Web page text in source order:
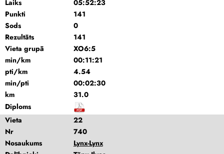
Laiks
05:52:23
Punkti
141
Sods
0
Rezultāts
141
Vieta grupā
XO6:5
min/km
00:11:21
pti/km
4.54
min/pti
00:02:30
km
31.0
Diploms
Vieta
22
Nr
740
Nosaukums
Lynx-Lynx